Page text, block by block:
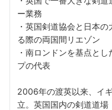
ー業務
・英国剣道協会と日本
る際の両国間リエゾン
・南ロンドンを基点と
プの代表
2006年の渡英以来、イ
立。英国国内の剣道道場